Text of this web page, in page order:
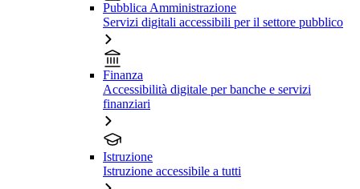
Pubblica Amministrazione
Servizi digitali accessibili per il settore pubblico
Finanza
Accessibilità digitale per banche e servizi
finanziari
Istruzione
Istruzione accessibile a tutti